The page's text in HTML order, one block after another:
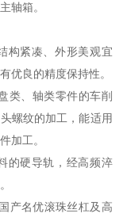
轴箱。
紧凑、外形美观宜
优良的精度保持性。
、轴类零件的车削
螺纹的加工，能适用
加工。
硬导轨，经高频淬
名优滚珠丝杠及高